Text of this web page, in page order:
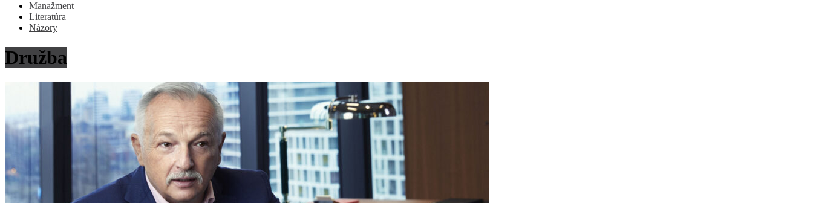
Manažment
Literatúra
Názory
Družba